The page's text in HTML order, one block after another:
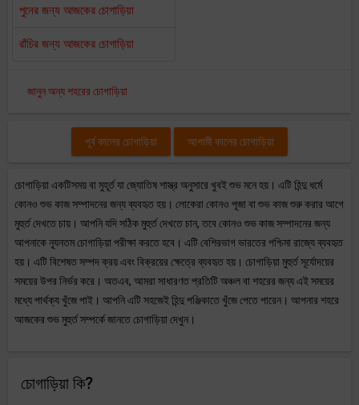
পুনের জন্য আজকের চোগাড়িয়া
রাঁচির জন্য আজকের চোগাড়িয়া
জানুন অন্য শহরের চোগাড়িয়া
পূর্ব কালের চোগাড়িয়া আগামী কালের চোগাড়িয়া
চোগাড়িয়া একটিসময় বা মুহূর্ত যা জ্যোতিষ শাস্ত্র অনুসারে খুবই শুভ মনে হয়। এটি হিন্দু ধর্মে
কোনও শুভ কাজ সম্পাদনের জন্য ব্যবহৃত হয়। লোকেরা কোনও পূজা বা শুভ কাজ শুরু করার আগে
মুহুর্ত দেখতে চায়। আপনি যদি সঠিক মুহুর্ত দেখতে চান, তবে কোনও শুভ কাজ সম্পাদনের জন্য
আপনাকে ন্যূনতম চোগাড়িয়া পরীক্ষা করতে হবে। এটি বেশিরভাগ ভারতের পশ্চিমা রাজ্যে ব্যবহৃত
হয়। এটি বিশেষত সম্পদ ক্রয় এবং বিক্রয়ের ক্ষেত্রে ব্যবহৃত হয়। চোগাড়িয়া মুহুর্ত সূর্যোদয়ের
সময়ের উপর নির্ভর করে। অতএব, আমরা সাধারণত প্রতিটি অঞ্চল বা শহরের জন্য এই সময়ের
মধ্যে পার্থক্য খুঁজে পাই। আপনি এটি সহজেই হিন্দু পঞ্জিকাতে খুঁজে পেতে পারেন। আপনার শহরে
আজকের শুভ মুহুর্ত সম্পর্কে জানতে চোগাড়িয়া দেখুন।
চোগাড়িয়া কি?